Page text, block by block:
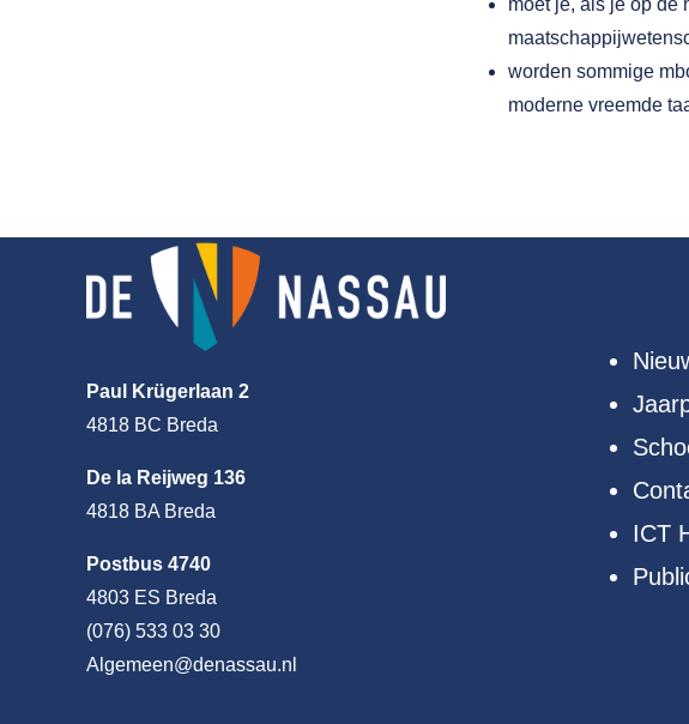
worden sommige
moderne vreemde
Paul Krügerlaan 2
4818 BC Breda
De la Reijweg 136
4818 BA Breda
Postbus 4740
4803 ES Breda
(076) 533 03 30
Algemeen@denassau.nl
ICT